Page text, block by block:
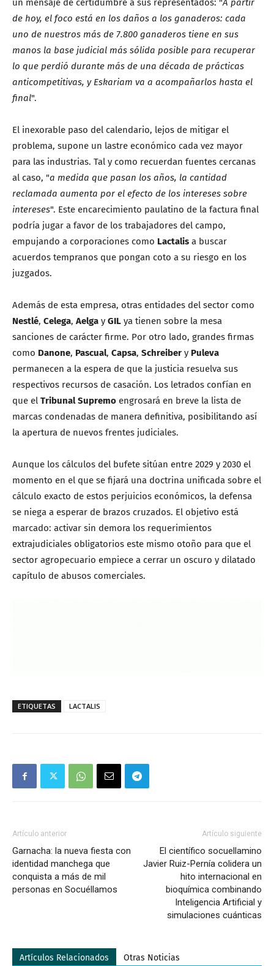
un mensaje de certidumbre a sus representados: "A partir
de hoy, el foco está en los daños a los ganaderos: cada
uno de nuestros más de 7.800 ganaderos tiene en sus
manos la base judicial más sólida posible para recuperar
lo que perdió durante más de una década de prácticas
anticompetitivas, y Eskariam va a acompañarlos hasta el
final".
El inexorable paso del calendario, lejos de mitigar el
problema, supone un lastre económico cada vez mayor
para las industrias. Tal y como recuerdan fuentes cercanas
al caso, "a medida que pasan los años, la cantidad
reclamada aumenta por el efecto de los intereses sobre
intereses". Este encarecimiento paulatino de la factura final
podría jugar a favor de los trabajadores del campo,
empujando a corporaciones como Lactalis a buscar
acuerdos tempranos que pongan coto a su riesgo en los
juzgados.
Además de esta empresa, otras entidades del sector como
Nestlé, Celega, Aelga y GIL ya tienen sobre la mesa
sanciones de carácter firme. Por otro lado, grandes firmas
como Danone, Pascual, Capsa, Schreiber y Puleva
permanecen a la espera de que la justicia resuelva sus
respectivos recursos de casación. Los letrados confían en
que el Tribunal Supremo engrosará en breve la lista de
marcas condenadas de manera definitiva, posibilitando así
la apertura de nuevos frentes judiciales.
Aunque los cálculos del bufete sitúan entre 2029 y 2030 el
momento en el que se fijará una doctrina unificada sobre el
cálculo exacto de estos perjuicios económicos, la defensa
se niega a esperar de brazos cruzados. El objetivo está
marcado: activar sin demora los requerimientos
extrajudiciales obligatorios este mismo otoño para que el
sector agropecuario empiece a cerrar un oscuro y dilatado
capítulo de abusos comerciales.
ETIQUETAS LACTALIS
Artículo anterior
Garnacha: la nueva fiesta con
identidad manchega que
conquista a más de mil
personas en Socuéllamos
Artículo siguiente
El científico socuellamino
Javier Ruiz-Pernía colidera un
hito internacional en
bioquímica combinando
Inteligencia Artificial y
simulaciones cuánticas
Artículos Relacionados Otras Noticias